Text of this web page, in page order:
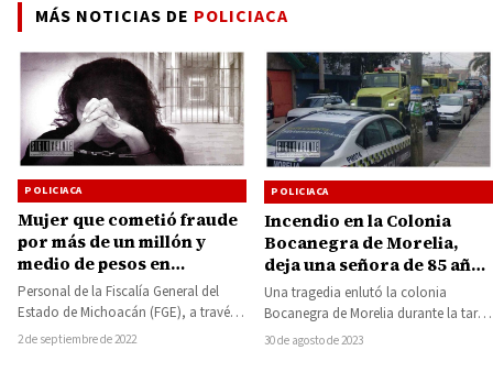
MÁS NOTICIAS DE POLICIACA
POLICIACA
Mujer que cometió fraude
por más de un millón y
medio de pesos en
Pátzcuaro, fue detenida en
España
Personal de la Fiscalía General del
Estado de Michoacán (FGE), a través
de la Unidad de Asistencia Jurídica…
2 de septiembre de 2022
POLICIACA
Incendio en la Colonia
Bocanegra de Morelia,
deja una señora de 85 años
fallecida
Una tragedia enlutó la colonia
Bocanegra de Morelia durante la tarde
de hoy miércoles, cuando un incendio
30 de agosto de 2023